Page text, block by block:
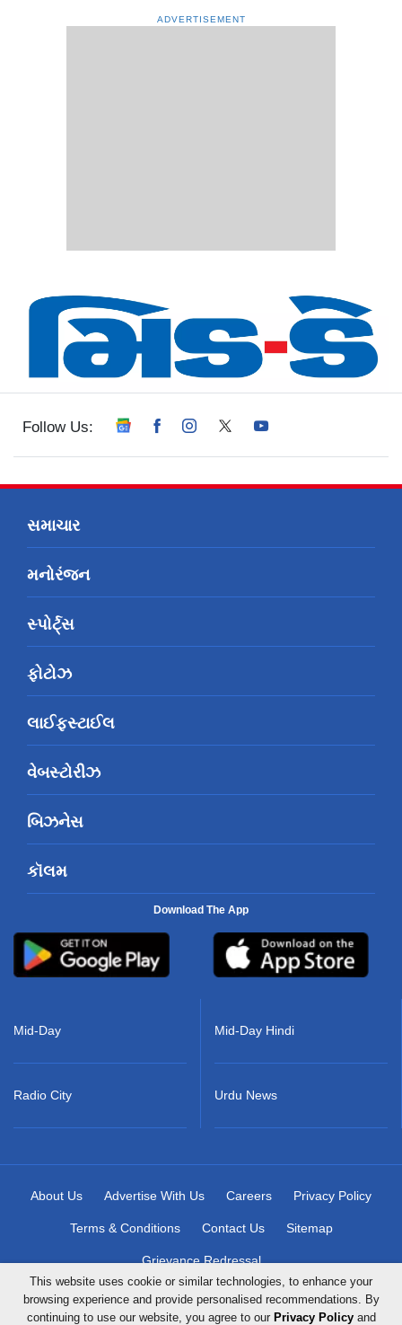
ADVERTISEMENT
Follow Us:
સમાચાર
મનોરંજન
સ્પોર્ટ્સ
ફોટોઝ
લાઈફસ્ટાઈલ
વેબસ્ટોરીઝ
બિઝનેસ
કૉલમ
Download The App
Mid-Day
Radio City
Mid-Day Hindi
Urdu News
About Us Advertise With Us Careers Privacy Policy
Terms & Conditions Contact Us Sitemap
Grievance Redressal
This website uses cookie or similar technologies, to enhance your
browsing experience and provide personalised recommendations. By
continuing to use our website, you agree to our Privacy Policyand